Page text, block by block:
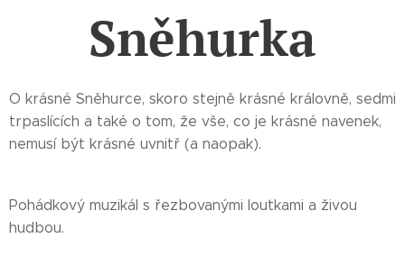
Sněhurka
O krásné Sněhurce, skoro stejně krásné královně, sedmi
trpaslících a také o tom, že vše, co je krásné navenek,
nemusí být krásné uvnitř (a naopak).
Pohádkový muzikál s řezbovanými loutkami a živou
hudbou.